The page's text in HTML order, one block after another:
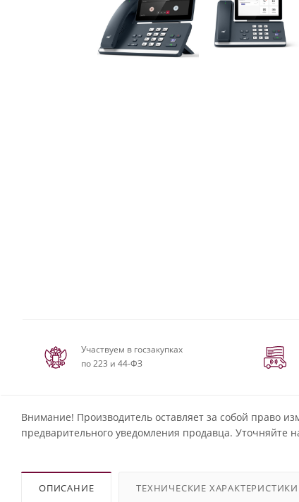
Участвуем в госзакупках
по 223 и 44-ФЗ
Внимание! Производитель оставляет за собой право
предварительного уведомления продавца. Уточняйте
ОПИСАНИЕ ТЕХНИЧЕСКИЕ ХАРАКТЕРИСТИКИ